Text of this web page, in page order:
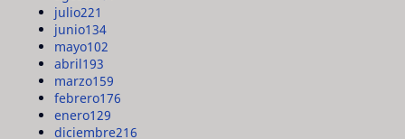
julio221
junio134
mayo102
abril193
marzo159
febrero176
enero129
diciembre216